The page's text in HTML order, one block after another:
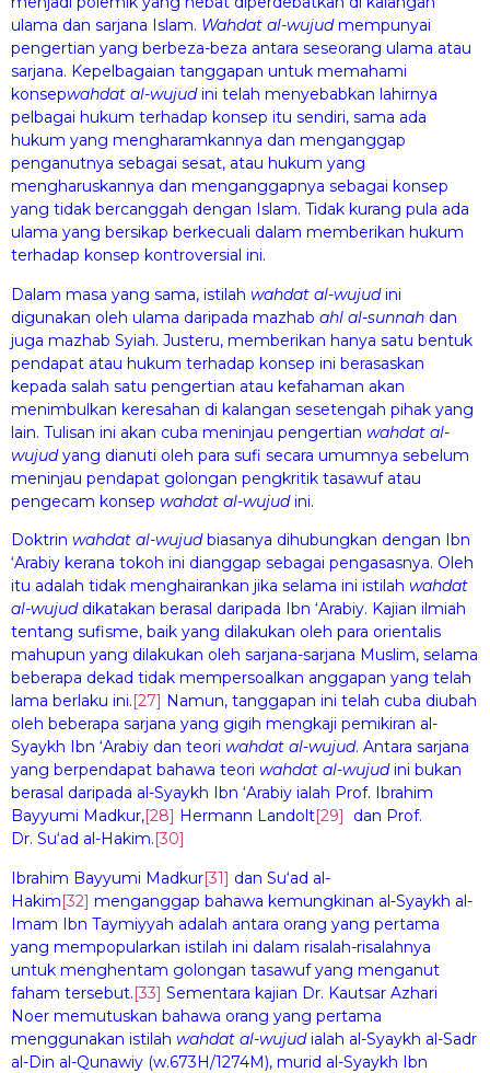
ulama dan sarjana Islam. Wahdat al-wujudmempunyai
pengertian yang berbeza-beza antara seseorang ulama atau
sarjana. Kepelbagaian tanggapan untuk memahami
konsepwahdat al-wujudini telah menyebabkan lahirnya
pelbagai hukum terhadap konsep itu sendiri, sama ada
hukum yang mengharamkannya dan menganggap
penganutnya sebagai sesat, atau hukum yang
mengharuskannya dan menganggapnya sebagai konsep
yang tidak bercanggah dengan Islam. Tidak kurang pula ada
ulama yang bersikap berkecuali dalam memberikan hukum
terhadap konsep kontroversial ini.
Dalam masa yang sama, istilah wahdat al-wujud ini
digunakan oleh ulama daripada mazhab ahl al-sunnah dan
juga mazhab Syiah. Justeru, memberikan hanya satu bentuk
pendapat atau hukum terhadap konsep ini berasaskan
kepada salah satu pengertian atau kefahaman akan
menimbulkan keresahan di kalangan sesetengah pihak yang
lain. Tulisan ini akan cuba meninjau pengertian wahdat al-
wujudyang dianuti oleh para sufi secara umumnya sebelum
meninjau pendapat golongan pengkritik tasawuf atau
pengecam konsep wahdat al-wujudini.
Doktrin wahdat al-wujudbiasanya dihubungkan dengan Ibn
‘Arabiy kerana tokoh ini dianggap sebagai pengasasnya. Oleh
itu adalah tidak menghairankan jika selama ini istilah wahdat
al-wujud dikatakan berasal daripada Ibn ‘Arabiy. Kajian ilmiah
tentang sufisme, baik yang dilakukan oleh para orientalis
mahupun yang dilakukan oleh sarjana-sarjana Muslim, selama
beberapa dekad tidak mempersoalkan anggapan yang telah
lama berlaku ini.[27] Namun, tanggapan ini telah cuba diubah
oleh beberapa sarjana yang gigih mengkaji pemikiran al-
Syaykh Ibn ‘Arabiy dan teori wahdat al-wujud. Antara sarjana
yang berpendapat bahawa teori wahdat al-wujudini bukan
berasal daripada al-Syaykh Ibn ‘Arabiy ialah Prof. Ibrahim
Bayyumi Madkur,[28] Hermann Landolt[29]
dan Prof.
Dr. Su‘ad al-Hakim.[30]
Ibrahim Bayyumi Madkur[31] dan Su‘ad al-
Hakim[32] menganggap bahawa kemungkinan al-Syaykh al-
Imam Ibn Taymiyyah adalah antara orang yang pertama
yang mempopularkan istilah ini dalam risalah-risalahnya
untuk menghentam golongan tasawuf yang menganut
faham tersebut.[33] Sementara kajian Dr. Kautsar Azhari
Noer memutuskan bahawa orang yang pertama
menggunakan istilah wahdat al-wujudialah al-Syaykh al-Sadr
al-Din al-Qunawiy (w.673H/1274M), murid al-Syaykh Ibn